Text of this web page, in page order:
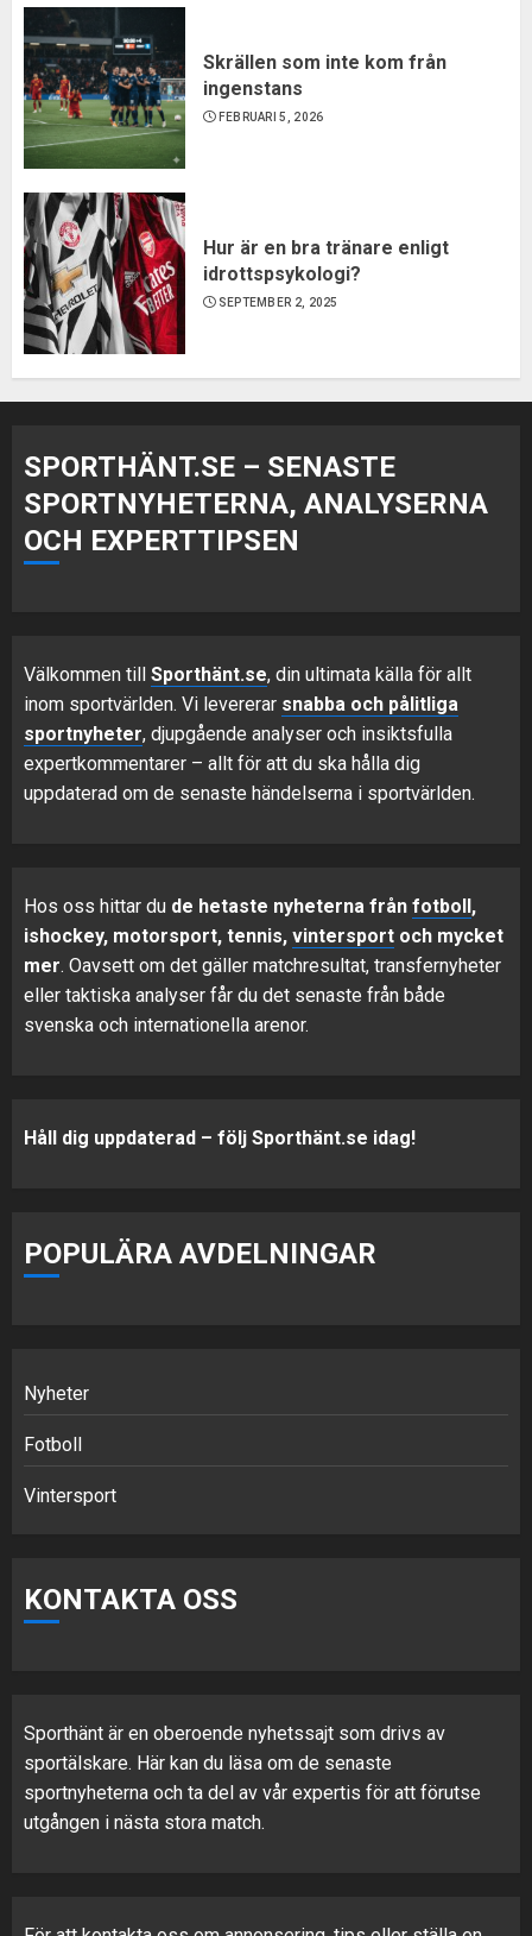
Skrällen som inte kom från
ingenstans
FEBRUARI 5, 2026
Hur är en bra tränare enligt
idrottspsykologi?
SEPTEMBER 2, 2025
SPORTHÄNT.SE – SENASTE
SPORTNYHETERNA, ANALYSERNA
OCH EXPERTTIPSEN
Välkommen till Sporthänt.se, din ultimata källa för allt
inom sportvärlden. Vi levererar snabba och pålitliga
sportnyheter, djupgående analyser och insiktsfulla
expertkommentarer – allt för att du ska hålla dig
uppdaterad om de senaste händelserna i sportvärlden.
Hos oss hittar du de hetaste nyheterna från fotboll,
ishockey, motorsport, tennis, vintersport och mycket
mer. Oavsett om det gäller matchresultat, transfernyheter
eller taktiska analyser får du det senaste från både
svenska och internationella arenor.
Håll dig uppdaterad – följ Sporthänt.se idag!
POPULÄRA AVDELNINGAR
Nyheter
Fotboll
Vintersport
KONTAKTA OSS
Sporthänt är en oberoende nyhetssajt som drivs av
sportälskare. Här kan du läsa om de senaste
sportnyheterna och ta del av vår expertis för att förutse
utgången i nästa stora match.